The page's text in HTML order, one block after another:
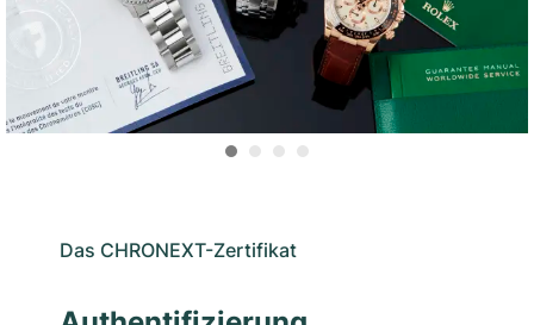
Das CHRONEXT-Zertifikat